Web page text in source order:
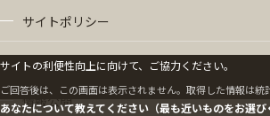
サイトポリシー
プライバシーポリシー
情報公開
サイトの利便性向上に向けて、ご協力ください。
ご回答後は、この画面は表示されません。取得した情報は統
あなたについて教えてください（最も近いものをお選び